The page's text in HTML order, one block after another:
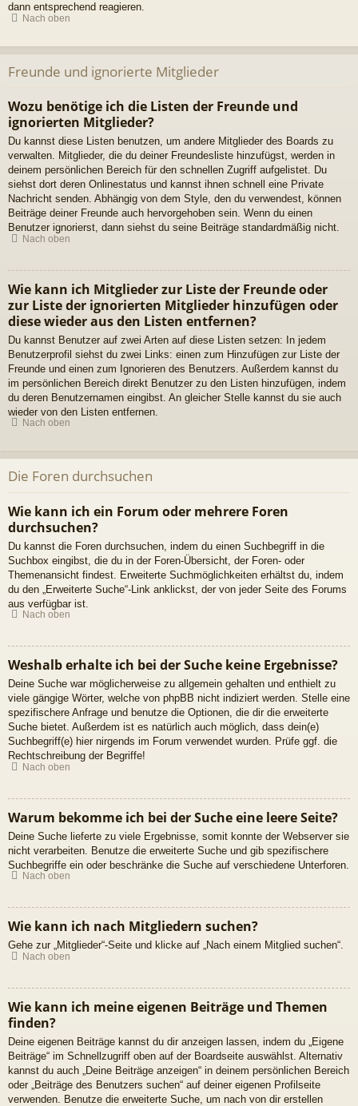
dann entsprechend reagieren.
Nach oben
Freunde und ignorierte Mitglieder
Wozu benötige ich die Listen der Freunde und
ignorierten Mitglieder?
Du kannst diese Listen benutzen, um andere Mitglieder des Boards zu
verwalten. Mitglieder, die du deiner Freundesliste hinzufügst, werden in
deinem persönlichen Bereich für den schnellen Zugriff aufgelistet. Du
siehst dort deren Onlinestatus und kannst ihnen schnell eine Private
Nachricht senden. Abhängig von dem Style, den du verwendest, können
Beiträge deiner Freunde auch hervorgehoben sein. Wenn du einen
Benutzer ignorierst, dann siehst du seine Beiträge standardmäßig nicht.
Nach oben
Wie kann ich Mitglieder zur Liste der Freunde oder
zur Liste der ignorierten Mitglieder hinzufügen oder
diese wieder aus den Listen entfernen?
Du kannst Benutzer auf zwei Arten auf diese Listen setzen: In jedem
Benutzerprofil siehst du zwei Links: einen zum Hinzufügen zur Liste der
Freunde und einen zum Ignorieren des Benutzers. Außerdem kannst du
im persönlichen Bereich direkt Benutzer zu den Listen hinzufügen, indem
du deren Benutzernamen eingibst. An gleicher Stelle kannst du sie auch
wieder von den Listen entfernen.
Nach oben
Die Foren durchsuchen
Wie kann ich ein Forum oder mehrere Foren
durchsuchen?
Du kannst die Foren durchsuchen, indem du einen Suchbegriff in die
Suchbox eingibst, die du in der Foren-Übersicht, der Foren- oder
Themenansicht findest. Erweiterte Suchmöglichkeiten erhältst du, indem
du den „Erweiterte Suche“-Link anklickst, der von jeder Seite des Forums
aus verfügbar ist.
Nach oben
Weshalb erhalte ich bei der Suche keine Ergebnisse?
Deine Suche war möglicherweise zu allgemein gehalten und enthielt zu
viele gängige Wörter, welche von phpBB nicht indiziert werden. Stelle eine
spezifischere Anfrage und benutze die Optionen, die dir die erweiterte
Suche bietet. Außerdem ist es natürlich auch möglich, dass dein(e)
Suchbegriff(e) hier nirgends im Forum verwendet wurden. Prüfe ggf. die
Rechtschreibung der Begriffe!
Nach oben
Warum bekomme ich bei der Suche eine leere Seite?
Deine Suche lieferte zu viele Ergebnisse, somit konnte der Webserver sie
nicht verarbeiten. Benutze die erweiterte Suche und gib spezifischere
Suchbegriffe ein oder beschränke die Suche auf verschiedene Unterforen.
Nach oben
Wie kann ich nach Mitgliedern suchen?
Gehe zur „Mitglieder“-Seite und klicke auf „Nach einem Mitglied suchen“.
Nach oben
Wie kann ich meine eigenen Beiträge und Themen
finden?
Deine eigenen Beiträge kannst du dir anzeigen lassen, indem du „Eigene
Beiträge“ im Schnellzugriff oben auf der Boardseite auswählst. Alternativ
kannst du auch „Deine Beiträge anzeigen“ in deinem persönlichen Bereich
oder „Beiträge des Benutzers suchen“ auf deiner eigenen Profilseite
verwenden. Benutze die erweiterte Suche, um nach von dir erstellen